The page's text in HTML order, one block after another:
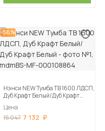
-56%
Нэнси NEW Тумба ТВ 1600 ЛДСП,
Дуб Крафт Белый/Дуб Крафт
Цена
16 047 7 132